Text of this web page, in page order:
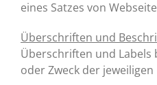
eines Satzes von
Überschriften und
Überschriften und
oder Zweck der